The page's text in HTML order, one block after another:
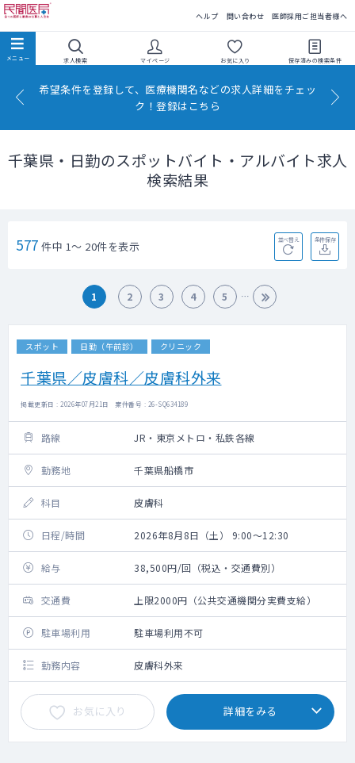
ヘルプ 問い合わせ 医師採用ご担当者様へ
求人検索 マイページ お気に入り 保存済みの検索条件
希望条件を登録して、医療機関名などの求人詳細をチェッ
ク！登録はこちら
千葉県・日勤のスポットバイト・アルバイト求人
検索結果
577 件中 1～ 20件を表示 並べ替え 条件保存
1 2 3 4 5
スポット 日勤（午前診） クリニック
千葉県／皮膚科／皮膚科外来
掲載更新日 : 2026年07月21日 案件番号 : 26-SQ634189
路線 JR・東京メトロ・私鉄各線
勤務地 千葉県船橋市
科目 皮膚科
日程/時間 2026年8月8日（土） 9:00～12:30
給与 38,500円/回（税込・交通費別）
交通費 上限2000円（公共交通機関分実費支給）
駐車場利用 駐車場利用不可
勤務内容 皮膚科外来
お気に入り 詳細をみる